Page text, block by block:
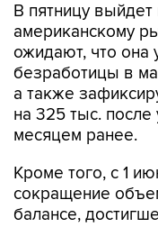
В пятницу выйдет
американскому
ожидают, что она
безработицы в
а также
на 325 тыс.
месяцем ранее.
Кроме того, с 1
сокращение
балансе,